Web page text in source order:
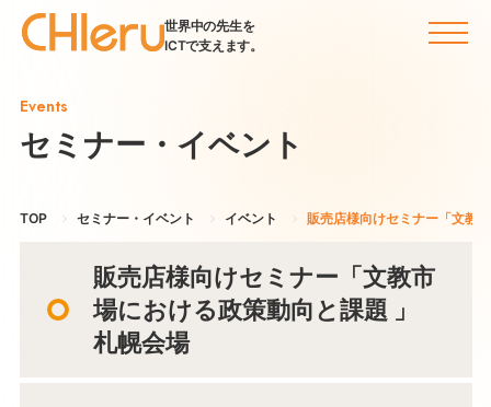
世界中の先生を
ICTで支えます。
Events
セミナー・イベント
TOP セミナー・イベント イベント 販売店様向けセミナー「文教
販売店様向けセミナー「文教市
場における政策動向と課題 」
札幌会場